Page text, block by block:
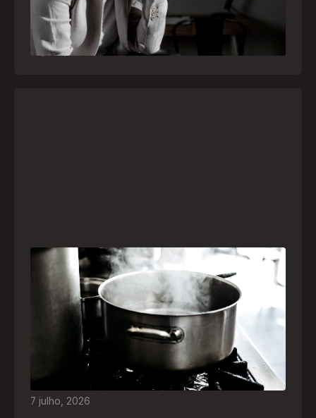
médicas e devem receber atendimento
especializado pelo telefone 192
21 julho, 2026
Frio leva brasileiros a improvisar para se
aquecer e aumenta risco de queimaduras
dentro de casa
O inverno chegou e, com ele, práticas perigosas
para espantar o frio voltam a ser comuns. Saiba
quais são os riscos e como agir em caso de
7 julho, 2026